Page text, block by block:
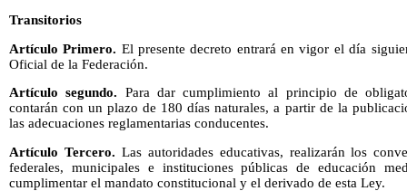
Transitorios
Artículo Primero. El presente decreto entrará en vigor el día
Oficial de la Federación.
Artículo segundo. Para dar cumplimiento al principio de
contarán con un plazo de 180 días naturales, a partir de la
las adecuaciones reglamentarias conducentes.
Artículo Tercero. Las autoridades educativas, realizarán los
federales, municipales e instituciones públicas de educación
cumplimentar el mandato constitucional y el derivado de esta Ley.